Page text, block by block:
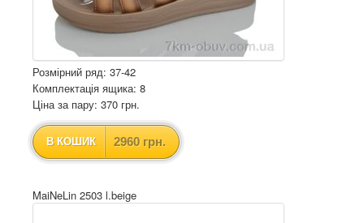
Розмірний ряд: 37-42
Комплектація ящика: 8
Ціна за пару: 370 грн.
В КОШИК 2960 грн.
MaiNeLin 2503 l.beige